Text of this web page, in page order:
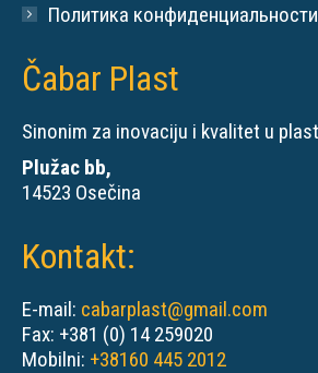
Политика конфиденциальности
Čabar Plast
Sinonim za inovaciju i kvalitet u
Plužac bb,
14523 Osečina
Kontakt:
E-mail: cabarplast@gmail.com
Fax: +381 (0) 14 259020
Mobilni: +38160 445 2012